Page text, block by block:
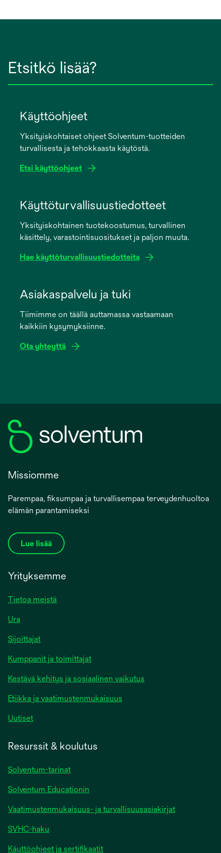
Etsitkö lisää?
Käyttöohjeet
Yksityiskohtaiset ohjeet Solventum-tuotteiden
turvallisesta ja tehokkaasta käytöstä.
Etsi käyttöohjeet
new
Käyttöturvallisuustiedotteet
Yksityiskohtainen tuotekoostumus, turvallinen
käsittely, varastointisuositukset ja paljon muuta.
Hae käyttöturvallisuustiedotteita
new
Asiakaspalvelu ja tuki
Tiimimme on täällä auttamassa vastaamaan
kaikkiin kysymyksiinne.
Ota yhteyttä
Missiomme
Parempaa, fiksumpaa ja turvallisempaa terveydenhuoltoa
elämän parantamiseksi
Lue lisää
Yrityksemme
Tietoa meistä
Ura
Sijoittajat
Kumppanit ja toimittajat
Kestävä kehitys ja sosiaalinen vaikutus
Etiikka ja vaatimustenmukaisuus
Uutiset
Resurssit & koulutus
Solventum-tarinat
Solventum Educationin
Vaatimustenmukaisuus- ja turvallisuusasiakirjat
SVHC-haku
Käyttöohjeet ja sertifikaatit